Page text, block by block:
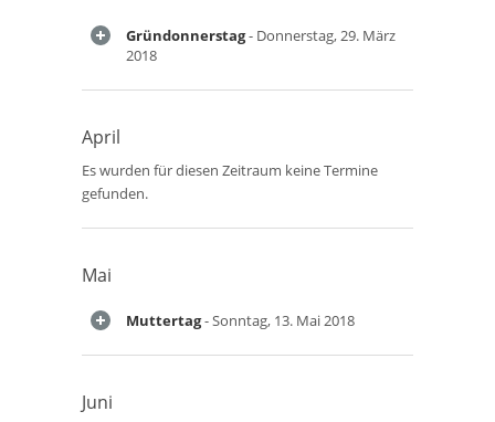
Gründonnerstag- Donnerstag, 29. März
2018
April
Es wurden für diesen Zeitraum keine Termine
gefunden.
Mai
Muttertag- Sonntag, 13. Mai 2018
Juni